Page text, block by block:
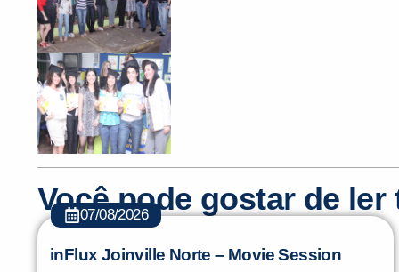
Você pode gostar de ler
07/08/2026
inFlux Joinville Norte – Movie Session